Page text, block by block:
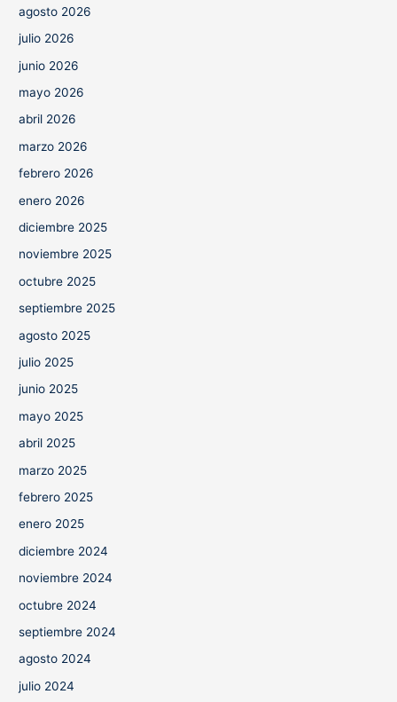
agosto 2026
julio 2026
junio 2026
mayo 2026
abril 2026
marzo 2026
febrero 2026
enero 2026
diciembre 2025
noviembre 2025
octubre 2025
septiembre 2025
agosto 2025
julio 2025
junio 2025
mayo 2025
abril 2025
marzo 2025
febrero 2025
enero 2025
diciembre 2024
noviembre 2024
octubre 2024
septiembre 2024
agosto 2024
julio 2024